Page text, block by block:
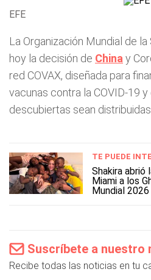
EFE
La Organización Mundial de
hoy la decisión de China y
red COVAX, diseñada para
vacunas contra la COVID-19
descubiertas sean
TE PUEDE
Shakira abrió
Miami a los
Mundial 2026
Suscríbete a nuestro
Recibe todas las noticias en tu